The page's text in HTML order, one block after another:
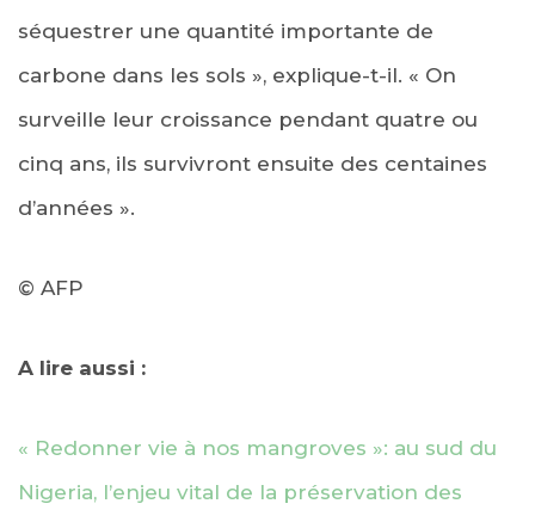
séquestrer une quantité importante de
carbone dans les sols », explique-t-il. « On
surveille leur croissance pendant quatre ou
cinq ans, ils survivront ensuite des centaines
d’années ».
© AFP
A lire aussi :
« Redonner vie à nos mangroves »: au sud du
Nigeria, l’enjeu vital de la préservation des